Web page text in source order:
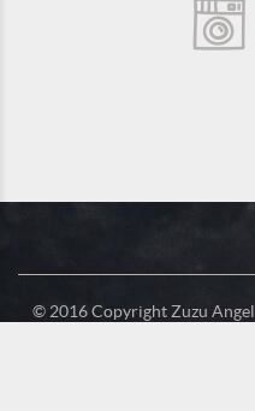
© 2016 Copyright Zuzu Angel